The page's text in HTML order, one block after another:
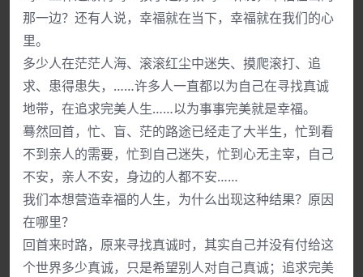
那一边？还有人说，幸福就在当下，幸福就在我们的心
里。
多少人在茫茫人海、滚滚红尘中迷失、摸爬滚打、追
求、患得患失，……许多人一直都以为自己在寻找真诚
地带，在追求完美人生……以为事事完美就是幸福。
蓦然回首，忙、盲、茫的路途已经走了大半生，忙到看
不到亲人的需要，忙到自己迷失，忙到心无主宰，自己
不安，亲人不安，身边的人都不安……
我们本想营造幸福的人生，为什么出现这种结果？原因
在哪里？
回首来时路，原来寻找真诚时，其实自己并没有付给这
个世界多少真诚，只是希望别人对自己真诚；追求完美